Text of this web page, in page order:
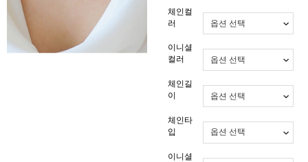
체인컬
러
이니셜
컬러
체인길
이
체인타
입
이니셜